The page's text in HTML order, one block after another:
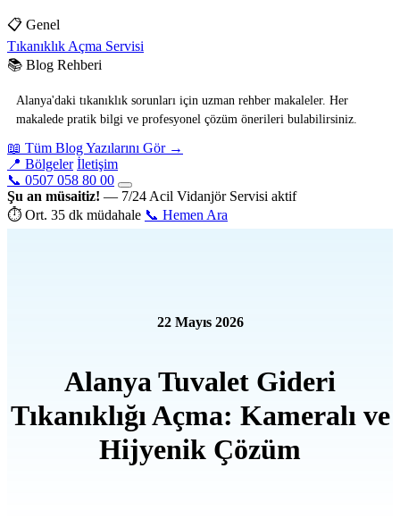
📋 Genel
Tıkanıklık Açma Servisi
📚 Blog Rehberi
Alanya'daki tıkanıklık sorunları için uzman rehber makaleler. Her
makalede pratik bilgi ve profesyonel çözüm önerileri bulabilirsiniz.
📖 Tüm Blog Yazılarını Gör →
📍 Bölgeler İletişim
📞 0507 058 80 00
Şu an müsaitiz! — 7/24 Acil Vidanjör Servisi aktif
⏱ Ort. 35 dk müdahale 📞 Hemen Ara
22 Mayıs 2026
Alanya Tuvalet Gideri
Tıkanıklığı Açma: Kameralı ve
Hijyenik Çözüm